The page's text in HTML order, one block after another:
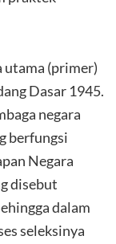
utama (primer)
Dasar 1945.
negara
berfungsi
Negara
disebut
dalam
seleksinya